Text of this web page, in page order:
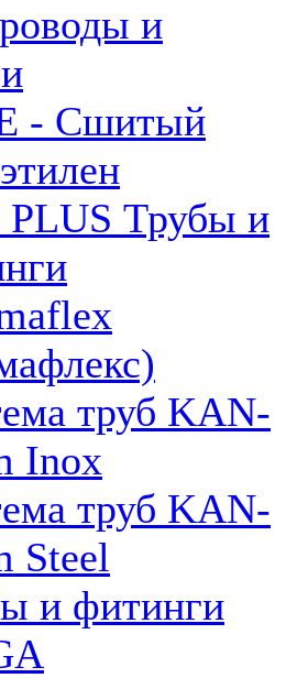
и
- Сшитый
PLUS Трубы и
труб KAN-
Inox
труб KAN-
Steel
и фитинги